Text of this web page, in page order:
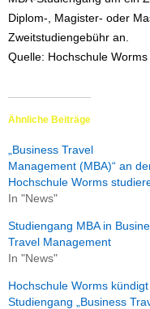
Diplom-, Magister- oder
Zweitstudiengebühr an.
Quelle: Hochschule
Ähnliche Beiträge
„Business Travel
Management (MBA)“ an
Hochschule Worms
In "News"
Studiengang MBA in
Travel Management
In "News"
Hochschule Worms kündigt
Studiengang „Business